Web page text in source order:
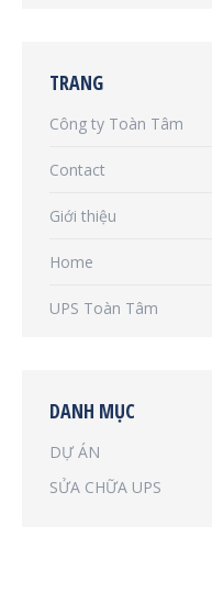
TRANG
Công ty Toàn Tâm
Contact
Giới thiệu
Home
UPS Toàn Tâm
DANH MỤC
DỰ ÁN
SỬA CHỮA UPS